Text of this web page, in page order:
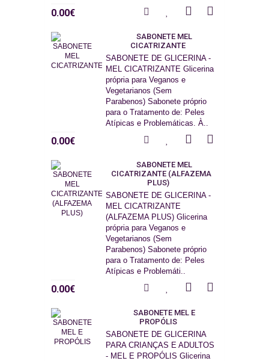
0.00€
SABONETE MEL
CICATRIZANTE
SABONETE DE GLICERINA -
MEL CICATRIZANTE Glicerina
própria para Veganos e
Vegetarianos (Sem
Parabenos) Sabonete próprio
para o Tratamento de: Peles
Atípicas e Problemáticas. À..
0.00€
SABONETE MEL
CICATRIZANTE (ALFAZEMA
PLUS)
SABONETE DE GLICERINA -
MEL CICATRIZANTE
(ALFAZEMA PLUS) Glicerina
própria para Veganos e
Vegetarianos (Sem
Parabenos) Sabonete próprio
para o Tratamento de: Peles
Atípicas e Problemáti..
0.00€
SABONETE MEL E
PROPÓLIS
SABONETE DE GLICERINA
PARA CRIANÇAS E ADULTOS
- MEL E PROPÓLIS Glicerina